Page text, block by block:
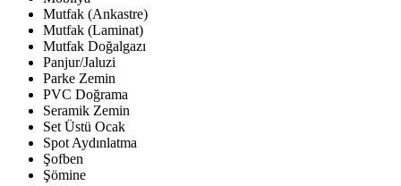
Mutfak (Ankastre)
Mutfak (Laminat)
Mutfak Doğalgazı
Panjur/Jaluzi
Parke Zemin
PVC Doğrama
Seramik Zemin
Set Üstü Ocak
Spot Aydınlatma
Şofben
Şömine